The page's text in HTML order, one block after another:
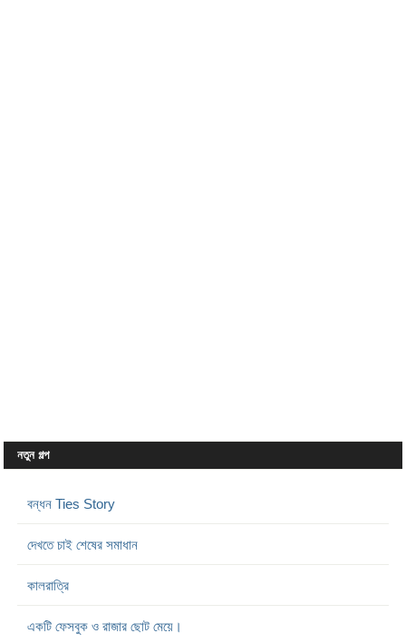
নতুন গল্প
বন্ধন Ties Story
দেখতে চাই শেষের সমাধান
কালরাত্রি
একটি ফেসবুক ও রাজার ছোট মেয়ে।